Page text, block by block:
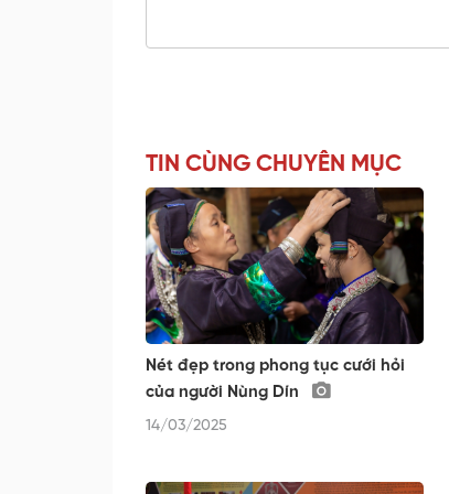
TIN CÙNG CHUYÊN MỤC
Nét đẹp trong phong tục cưới hỏi
của người Nùng Dín
14/03/2025